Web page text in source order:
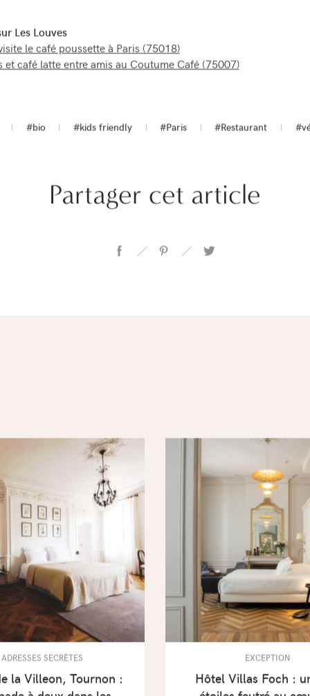
Les Louves
le café poussette à Paris (75018)
et café latte entre amis au Coutume Café (75007)
#bio #kids friendly #Paris #Restaurant
Partager cet article
ADRESSES SECRÈTES
la Villeon, Tournon :
EXCEPTION
Hôtel Villas Foch :